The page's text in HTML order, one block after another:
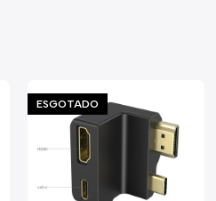
ESGOTADO